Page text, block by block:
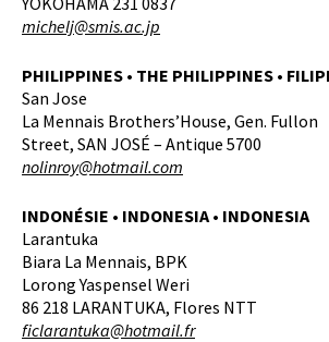
michelj@smis.ac.jp
PHILIPPINES • THE PHILIPPINES •
San Jose
La Mennais Brothers’House, Gen. Fullon
Street, SAN JOSÉ – Antique 5700
nolinroy@hotmail.com
INDONÉSIE • INDONESIA • INDONESIA
Larantuka
Biara La Mennais, BPK
Lorong Yaspensel Weri
86 218 LARANTUKA, Flores NTT
ficlarantuka@hotmail.fr